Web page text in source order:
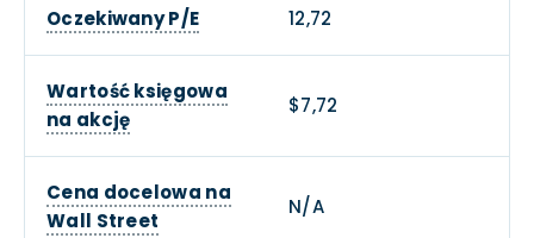
Oczekiwany P/E 12,72
Wartość księgowa
na akcję
$7,72
Cena docelowa na
Wall Street
N/A